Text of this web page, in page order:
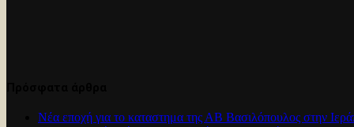
Νέα εποχή για το καταστημα της ΑΒ Βασιλόπουλος στην